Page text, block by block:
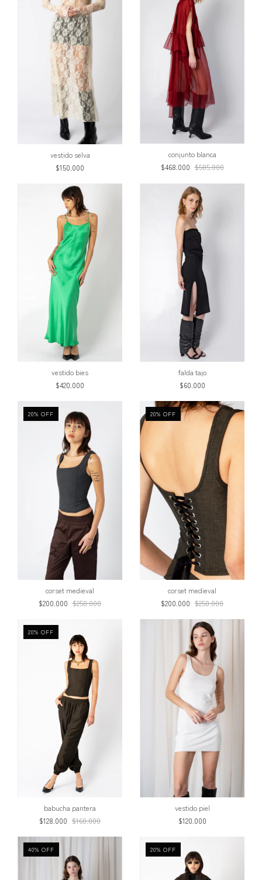
vestido selva
$150.000
conjunto blanca
$468.000 $585.000
vestido bies
$420.000
falda tajo
$60.000
20% OFF
corset medieval
$200.000 $250.000
20% OFF
corset medieval
$200.000 $250.000
20% OFF
babucha pantera
$128.000 $160.000
vestido piel
$120.000
40% OFF 20% OFF